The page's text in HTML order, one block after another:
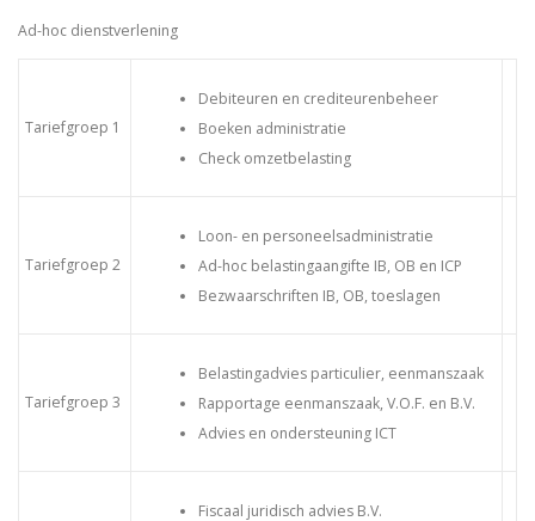
Ad-hoc dienstverlening
Tariefgroep 1
Debiteuren en crediteurenbeheer
Boeken administratie
Check omzetbelasting
Tariefgroep 2
Loon- en personeelsadministratie
Ad-hoc belastingaangifte IB, OB en ICP
Bezwaarschriften IB, OB, toeslagen
Tariefgroep 3
Belastingadvies particulier, eenmanszaak
Rapportage eenmanszaak, V.O.F. en B.V.
Advies en ondersteuning ICT
Fiscaal juridisch advies B.V.